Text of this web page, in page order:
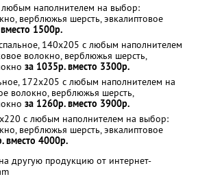
наполнителем на выбор:
верблюжья шерсть, эвкалиптовое
1500р.
140х205 с любым наполнителем
волокно, верблюжья шерсть,
за 1035р. вместо 3300р.
172х205 с любым наполнителем на
волокно, верблюжья шерсть,
за 1260р. вместо 3900р.
с любым наполнителем на выбор:
верблюжья шерсть, эвкалиптовое
вместо 4000р.
другую продукцию от интернет-